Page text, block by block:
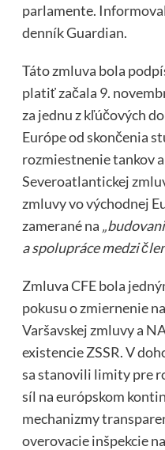
parlamente.
denník Guardian.
Táto zmluva bola
platiť začala 9.
za jednu z kľúčových
Európe od skončenia
rozmiestnenie tankov
Severoatlantickej
zmluvy vo východnej
zamerané na
a spolupráce medzi
Zmluva CFE bola
pokusu o zmiernenie
Varšavskej zmluvy a
existencie ZSSR. V
sa stanovili limity pre
síl na európskom
mechanizmy
overovacie inšpekcie